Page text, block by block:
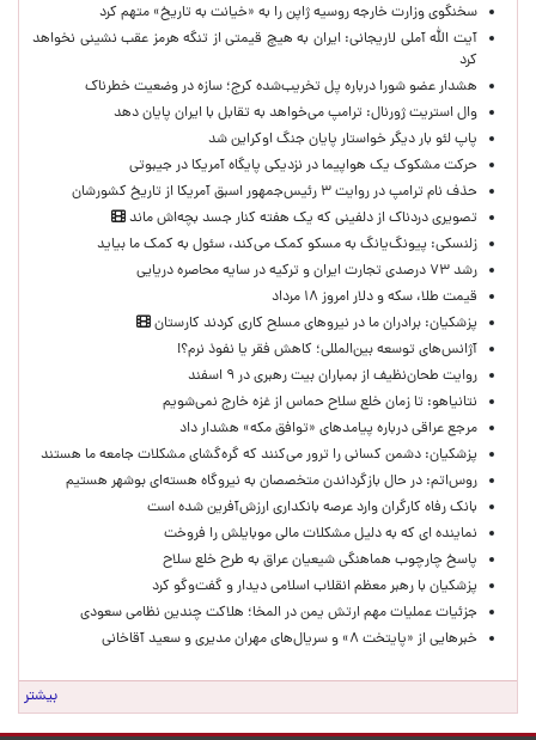
سخنگوی وزارت خارجه روسیه ژاپن را به «خیانت به تاریخ» متهم کرد
آیت الله آملی لاریجانی: ایران به هیچ قیمتی از تنگه هرمز عقب نشینی نخواهد
کرد
هشدار عضو شورا درباره پل تخریب‌شده کرج؛ سازه در وضعیت خطرناک
وال‌ استریت ژورنال: ترامپ می‌خواهد به تقابل با ایران پایان دهد
پاپ لئو بار دیگر خواستار پایان جنگ اوکراین شد
حرکت مشکوک یک هواپیما در نزدیکی پایگاه آمریکا در جیبوتی
حذف نام ترامپ در روایت ۳ رئیس‌جمهور اسبق آمریکا از تاریخ کشورشان
تصویری دردناک از دلفینی که یک هفته کنار جسد بچه‌اش ماند
زلنسکی: پیونگ‌یانگ به مسکو کمک می‌کند، سئول به کمک ما بیاید
رشد ۷۳ درصدی تجارت ایران و ترکیه در سایه محاصره دریایی
قیمت طلا، سکه و دلار امروز ۱۸ مرداد
پزشکیان: برادران ما در نیروهای مسلح کاری کردند کارستان
آژانس‌های توسعه بین‌المللی؛ کاهش فقر یا نفوذ نرم؟!
روایت طحان‌نظیف از بمباران بیت رهبری در ۹ اسفند
نتانیاهو: تا زمان خلع سلاح حماس از غزه خارج نمی‌شویم
مرجع عراقی درباره پیامدهای «توافق مکه» هشدار داد
پزشکیان: دشمن کسانی را ترور می‌کنند که گره‌گشای مشکلات جامعه ما هستند
روس‌اتم: در حال بازگرداندن متخصصان به نیروگاه هسته‌ای بوشهر هستیم
بانک رفاه کارگران وارد عرصه بانکداری ارزش‌آفرین شده است
نماینده ای که به دلیل مشکلات مالی موبایلش را فروخت
پاسخ چارچوب هماهنگی شیعیان عراق به طرح خلع سلاح
پزشکیان با رهبر معظم انقلاب اسلامی دیدار و گفت‌وگو کرد
جزئیات عملیات مهم ارتش یمن در المخا؛ هلاکت چندین نظامی سعودی
خبرهایی از «پایتخت ۸» و سریال‌های مهران مدیری و سعید آقاخانی
بیشتر